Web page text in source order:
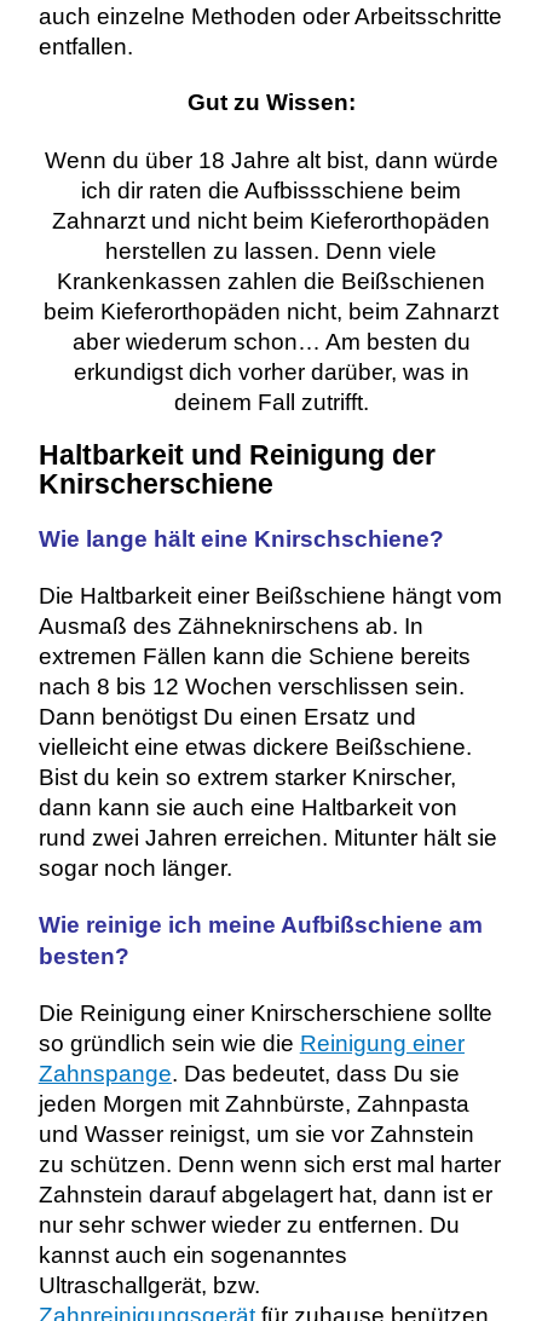
auch einzelne Methoden oder Arbeitsschritte
entfallen.
Gut zu Wissen:
Wenn du über 18 Jahre alt bist, dann würde
ich dir raten die Aufbissschiene beim
Zahnarzt und nicht beim Kieferorthopäden
herstellen zu lassen. Denn viele
Krankenkassen zahlen die Beißschienen
beim Kieferorthopäden nicht, beim Zahnarzt
aber wiederum schon… Am besten du
erkundigst dich vorher darüber, was in
deinem Fall zutrifft.
Haltbarkeit und Reinigung der
Knirscherschiene
Wie lange hält eine Knirschschiene?
Die Haltbarkeit einer Beißschiene hängt vom
Ausmaß des Zähneknirschens ab. In
extremen Fällen kann die Schiene bereits
nach 8 bis 12 Wochen verschlissen sein.
Dann benötigst Du einen Ersatz und
vielleicht eine etwas dickere Beißschiene.
Bist du kein so extrem starker Knirscher,
dann kann sie auch eine Haltbarkeit von
rund zwei Jahren erreichen. Mitunter hält sie
sogar noch länger.
Wie reinige ich meine Aufbißschiene am
besten?
Die Reinigung einer Knirscherschiene sollte
so gründlich sein wie die Reinigung einer
Zahnspange. Das bedeutet, dass Du sie
jeden Morgen mit Zahnbürste, Zahnpasta
und Wasser reinigst, um sie vor Zahnstein
zu schützen. Denn wenn sich erst mal harter
Zahnstein darauf abgelagert hat, dann ist er
nur sehr schwer wieder zu entfernen. Du
kannst auch ein sogenanntes
Ultraschallgerät, bzw.
Zahnreinigungsgerätfür zuhause benützen,